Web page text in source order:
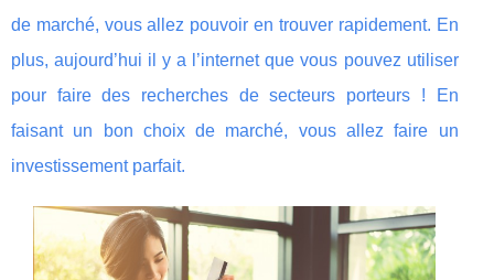
de marché, vous allez pouvoir en trouver rapidement. En
plus, aujourd’hui il y a l’internet que vous pouvez utiliser
pour faire des recherches de secteurs porteurs ! En
faisant un bon choix de marché, vous allez faire un
investissement parfait.